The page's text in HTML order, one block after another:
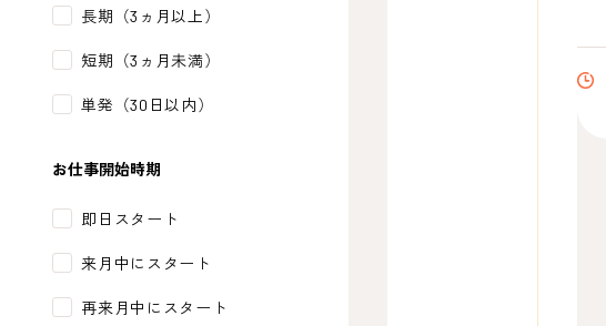
長期（3ヵ月以上）
短期（3ヵ月未満）
単発（30日以内）
お仕事開始時期
即日スタート
来月中にスタート
再来月中にスタート